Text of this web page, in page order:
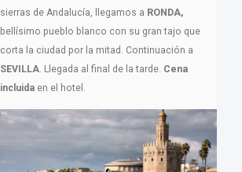
sierras de Andalucía, llegamos a RONDA,
bellísimo pueblo blanco con su gran tajo que
corta la ciudad por la mitad. Continuación a
SEVILLA . Llegada al final de la tarde. Cena
incluida en el hotel.